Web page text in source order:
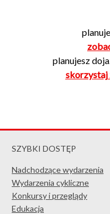
planujesz
skorzystaj
SZYBKI DOSTĘP
Nadchodzące wydarzenia
Wydarzenia cykliczne
Konkursy i przeglądy
Edukacja